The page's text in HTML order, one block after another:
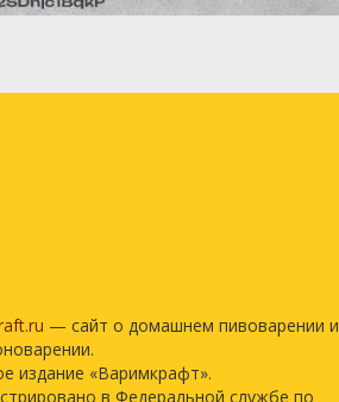
— сайт о домашнем пивоварении и
издание «Варимкрафт».
в Федеральной службе по